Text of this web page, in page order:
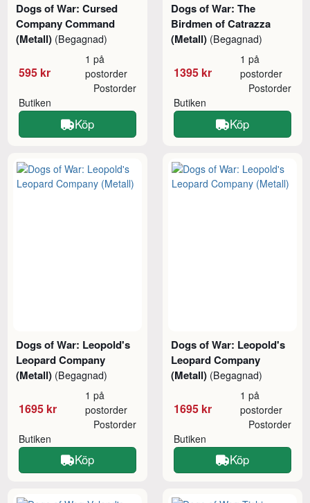
Dogs of War: Cursed
Company Command
(Metall) (Begagnad)
595 kr
1 på
postorder
Butiken
Postorder
Köp
Dogs of War: The
Birdmen of Catrazza
(Metall) (Begagnad)
1395 kr
1 på
postorder
Butiken
Postorder
Köp
Dogs of War: Leopold's
Leopard Company
(Metall) (Begagnad)
1695 kr
1 på
postorder
Butiken
Postorder
Köp
Dogs of War: Leopold's
Leopard Company
(Metall) (Begagnad)
1695 kr
1 på
postorder
Butiken
Postorder
Köp